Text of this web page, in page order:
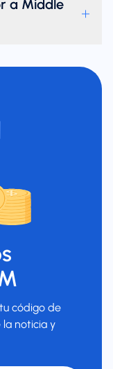
a Middle
código de
la noticia y